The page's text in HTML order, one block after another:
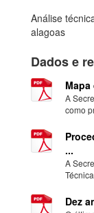
Análise
alagoas
Dados e
A
como
...
A
Dez